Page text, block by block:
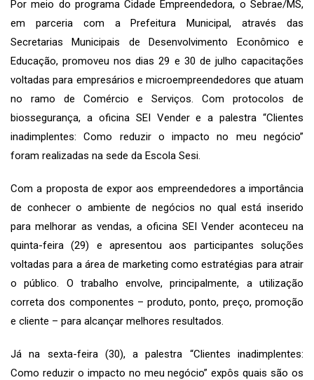
Por meio do programa Cidade Empreendedora, o Sebrae/MS,
em parceria com a Prefeitura Municipal, através das
Secretarias Municipais de Desenvolvimento Econômico e
Educação, promoveu nos dias 29 e 30 de julho capacitações
voltadas para empresários e microempreendedores que atuam
no ramo de Comércio e Serviços. Com protocolos de
biossegurança, a oficina SEI Vender e a palestra “Clientes
inadimplentes: Como reduzir o impacto no meu negócio”
foram realizadas na sede da Escola Sesi.
Com a proposta de expor aos empreendedores a importância
de conhecer o ambiente de negócios no qual está inserido
para melhorar as vendas, a oficina SEI Vender aconteceu na
quinta-feira (29) e apresentou aos participantes soluções
voltadas para a área de marketing como estratégias para atrair
o público. O trabalho envolve, principalmente, a utilização
correta dos componentes – produto, ponto, preço, promoção
e cliente – para alcançar melhores resultados.
Já na sexta-feira (30), a palestra “Clientes inadimplentes:
Como reduzir o impacto no meu negócio” expôs quais são os